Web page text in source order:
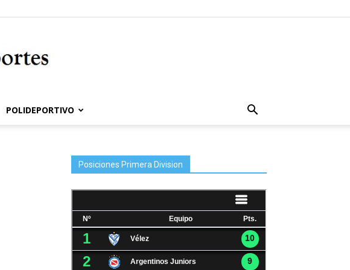
POLIDEPORTIVO
Posiciones Primera Division